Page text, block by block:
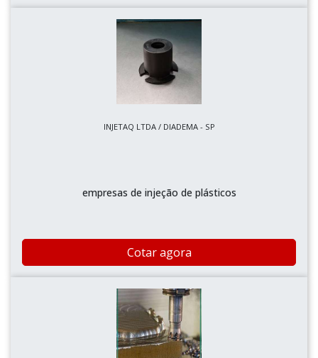
INJETAQ LTDA / DIADEMA - SP
empresas de injeção de plásticos
Cotar agora